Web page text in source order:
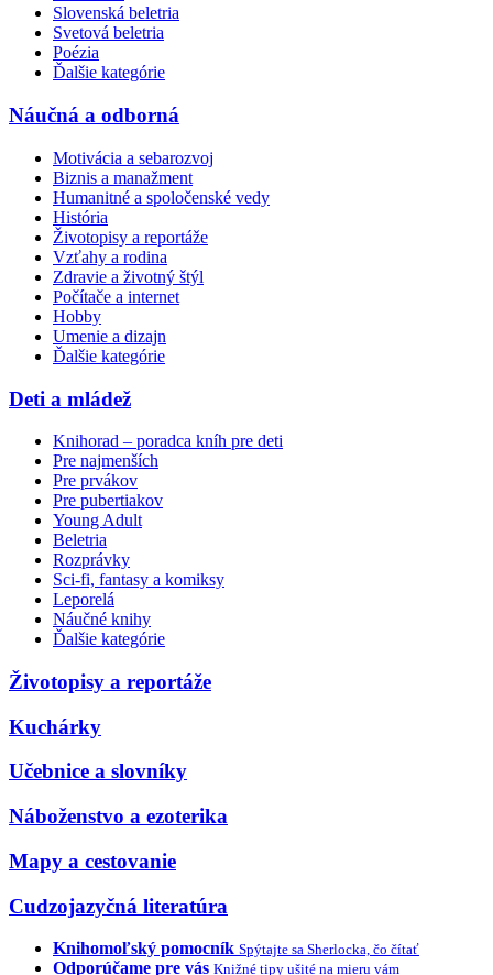
Slovenská beletria
Svetová beletria
Poézia
Ďalšie kategórie
Náučná a odborná
Motivácia a sebarozvoj
Biznis a manažment
Humanitné a spoločenské vedy
História
Životopisy a reportáže
Vzťahy a rodina
Zdravie a životný štýl
Počítače a internet
Hobby
Umenie a dizajn
Ďalšie kategórie
Deti a mládež
Knihorad – poradca kníh pre deti
Pre najmenších
Pre prvákov
Pre pubertiakov
Young Adult
Beletria
Rozprávky
Sci-fi, fantasy a komiksy
Leporelá
Náučné knihy
Ďalšie kategórie
Životopisy a reportáže
Kuchárky
Učebnice a slovníky
Náboženstvo a ezoterika
Mapy a cestovanie
Cudzojazyčná literatúra
Knihomoľský pomocník Spýtajte sa Sherlocka, čo čítať
Odporúčame pre vás Knižné tipy ušité na mieru vám